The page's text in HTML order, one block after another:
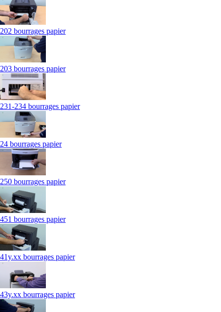
202 bourrages papier
203 bourrages papier
231-234 bourrages papier
24 bourrages papier
250 bourrages papier
451 bourrages papier
41y.xx bourrages papier
43y.xx bourrages papier